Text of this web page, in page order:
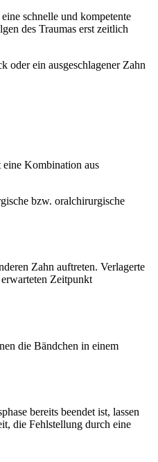
schnelle und kompetente
des Traumas erst zeitlich
oder ein ausgeschlagener Zahn
eine Kombination aus
bzw. oralchirurgische
Zahn auftreten. Verlagerte
Zeitpunkt
die Bändchen in einem
bereits beendet ist, lassen
die Fehlstellung durch eine